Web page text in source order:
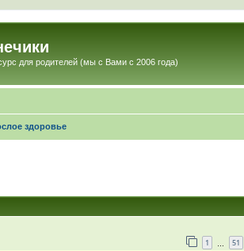
для родителей (мы с Вами с 2006 года)
здоровье
1 51